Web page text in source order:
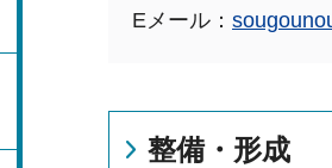
Eメール：
整備・形成